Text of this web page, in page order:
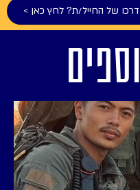
של החייל/ת? לחץ כאן >